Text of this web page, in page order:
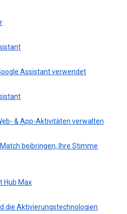
Assistant verwendet
& App-Aktivitäten verwalten
beibringen, Ihre Stimme
Hub Max
die Aktivierungstechnologien